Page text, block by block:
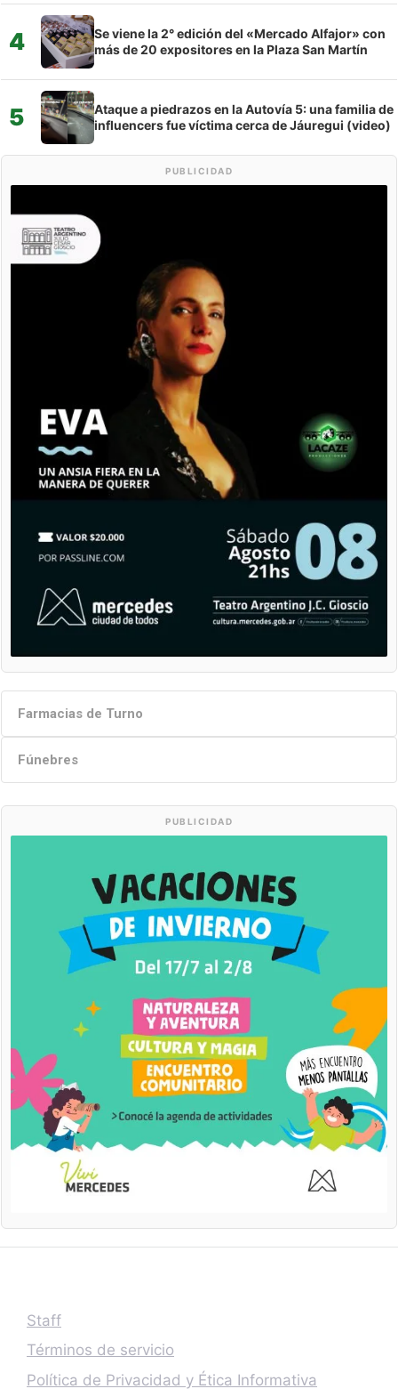
4
Se viene la 2° edición del «Mercado Alfajor» con
más de 20 expositores en la Plaza San Martín
5
Ataque a piedrazos en la Autovía 5: una familia de
influencers fue víctima cerca de Jáuregui (video)
PUBLICIDAD
Farmacias de Turno
Fúnebres
PUBLICIDAD
Staff
Términos de servicio
Política de Privacidad y Ética Informativa